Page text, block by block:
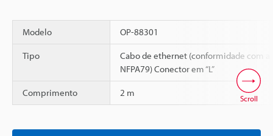
Modelo OP-88301
Tipo
Cabo de ethernet (conformidade com a
NFPA79) Conector em “L”
Comprimento 2 m Scroll